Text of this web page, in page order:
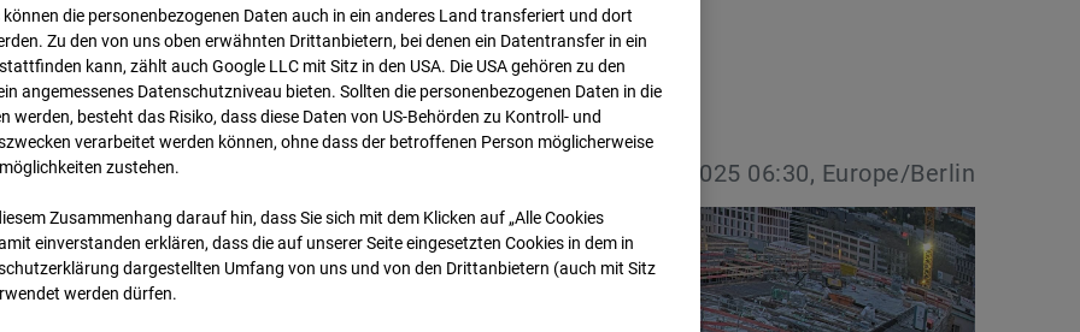
-Cam4
13.04.2025 06:30, Europe/Berlin
können die personenbezogenen Daten auch in ein anderes Land transferiert und dort
Zu den von uns oben erwähnten Drittanbietern, bei denen ein Datentransfer in ein
kann, zählt auch Google LLC mit Sitz in den USA. Die USA gehören zu den
angemessenes Datenschutzniveau bieten. Sollten die personenbezogenen Daten in die
werden, besteht das Risiko, dass diese Daten von US-Behörden zu Kontroll- und
verarbeitet werden können, ohne dass der betroffenen Person möglicherweise
zustehen.
Zusammenhang darauf hin, dass Sie sich mit dem Klicken auf „Alle Cookies
ein­ver­standen erklären, dass die auf unserer Seite eingesetzten Cookies in dem in
dargestellten Umfang von uns und von den Drittanbietern (auch mit Sitz
werden dürfen.